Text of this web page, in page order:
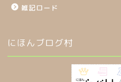
雑記ロード
にほんブログ村